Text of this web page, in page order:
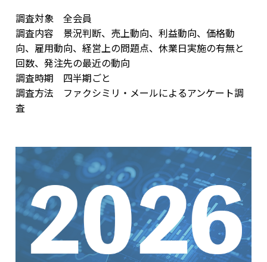
調査対象 全会員
調査内容 景況判断、売上動向、利益動向、価格動
向、雇用動向、経営上の問題点、休業日実施の有無と
回数、発注先の最近の動向
調査時期 四半期ごと
調査方法 ファクシミリ・メールによるアンケート調
査